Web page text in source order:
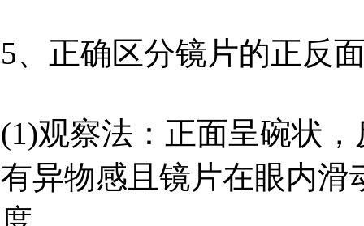
5、正确区分镜片的正反
(1)观察法：正面呈碗状
有异物感且镜片在眼内